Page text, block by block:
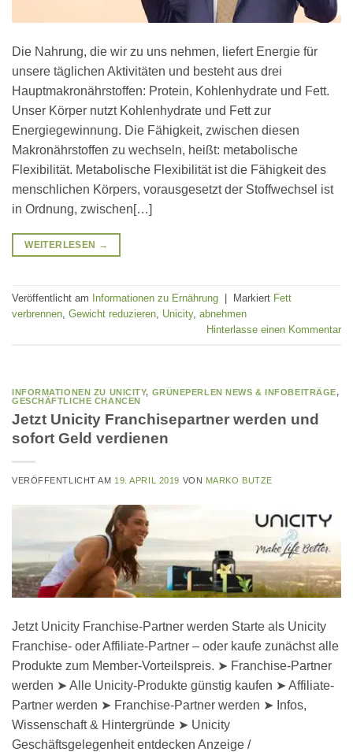
Die Nahrung, die wir zu uns nehmen, liefert Energie für
unsere täglichen Aktivitäten und besteht aus drei
Hauptmakronährstoffen: Protein, Kohlenhydrate und Fett.
Unser Körper nutzt Kohlenhydrate und Fett zur
Energiegewinnung. Die Fähigkeit, zwischen diesen
Makronährstoffen zu wechseln, heißt: metabolische
Flexibilität. Metabolische Flexibilität ist die Fähigkeit des
menschlichen Körpers, vorausgesetzt der Stoffwechsel ist
in Ordnung, zwischen[…]
WEITERLESEN →
Veröffentlicht am Informationen zu Ernährung Markiert Fett
verbrennen, Gewicht reduzieren, Unicity, abnehmen
Hinterlasse einen Kommentar
INFORMATIONEN ZU UNICITY, GRÜNEPERLEN NEWS & INFOBEITRÄGE,
GESCHÄFTLICHE CHANCEN
Jetzt Unicity Franchisepartner werden und
sofort Geld verdienen
VERÖFFENTLICHT AM 19. APRIL 2019 VON MARKO BUTZE
Jetzt Unicity Franchise-Partner werden Starte als Unicity
Franchise- oder Affiliate-Partner – oder kaufe zunächst alle
Produkte zum Member-Vorteilspreis. ➤ Franchise-Partner
werden ➤ Alle Unicity-Produkte günstig kaufen ➤ Affiliate-
Partner werden ➤ Franchise-Partner werden ➤ Infos,
Wissenschaft & Hintergründe ➤ Unicity
Geschäftsgelegenheit entdecken Anzeige /